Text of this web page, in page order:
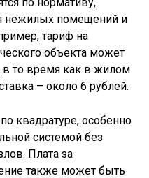
нежилых помещений и
тариф на
объекта может
в то время как в жилом
– около 6 рублей.
квадратуре, особенно
системой без
Плата за
также может быть